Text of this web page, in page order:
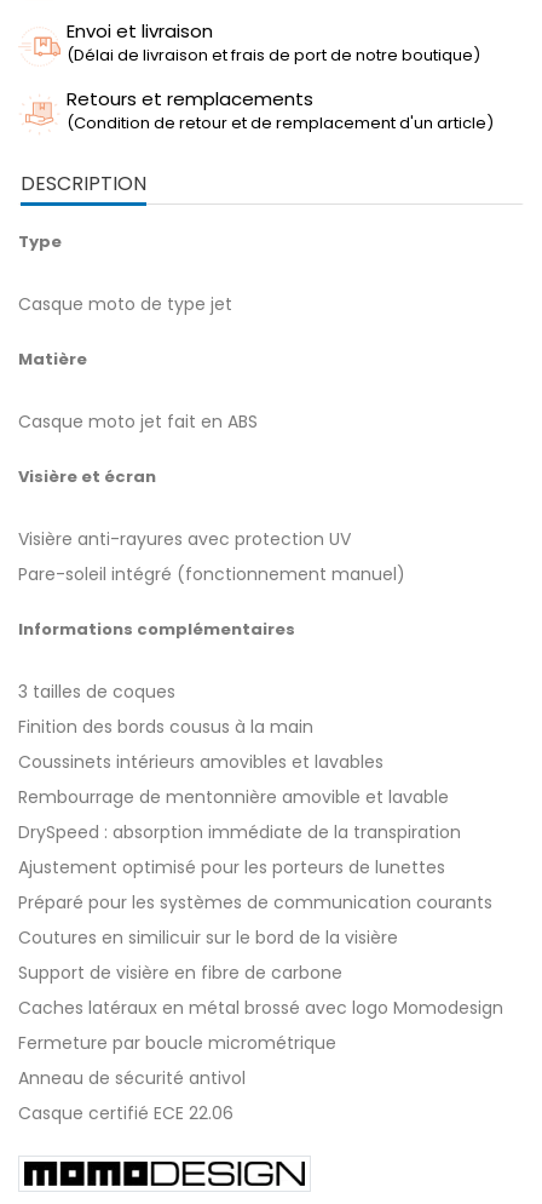
Envoi et livraison
(Délai de livraison et frais de port de notre boutique)
Retours et remplacements
(Condition de retour et de remplacement d'un article)
DESCRIPTION
Type
Casque moto de type jet
Matière
Casque moto jet fait en ABS
Visière et écran
Visière anti-rayures avec protection UV
Pare-soleil intégré (fonctionnement manuel)
Informations complémentaires
3 tailles de coques
Finition des bords cousus à la main
Coussinets intérieurs amovibles et lavables
Rembourrage de mentonnière amovible et lavable
DrySpeed ​​: absorption immédiate de la transpiration
Ajustement optimisé pour les porteurs de lunettes
Préparé pour les systèmes de communication courants
Coutures en similicuir sur le bord de la visière
Support de visière en fibre de carbone
Caches latéraux en métal brossé avec logo Momodesign
Fermeture par boucle micrométrique
Anneau de sécurité antivol
Casque certifié ECE 22.06